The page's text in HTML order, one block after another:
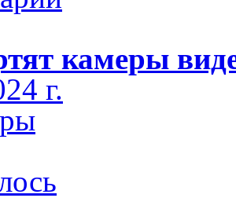
камеры
г.